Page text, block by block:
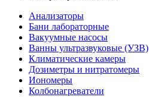
Анализаторы
Бани лабораторные
Вакуумные насосы
Ванны ультразвуковые (УЗВ)
Климатические камеры
Дозиметры и нитратомеры
Иономеры
Колбонагреватели